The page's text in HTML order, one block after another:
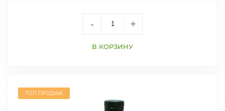
- +
В КОРЗИНУ
ТОП ПРОДАЖ